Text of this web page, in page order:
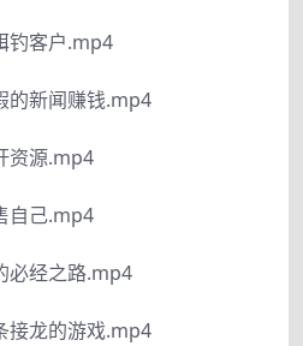
钓客户.mp4
的新闻赚钱.mp4
资源.mp4
自己.mp4
必经之路.mp4
接龙的游戏.mp4